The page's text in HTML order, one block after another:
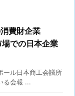
消費財企業
での日本企業
ール日本商工会議所
る会報 ...